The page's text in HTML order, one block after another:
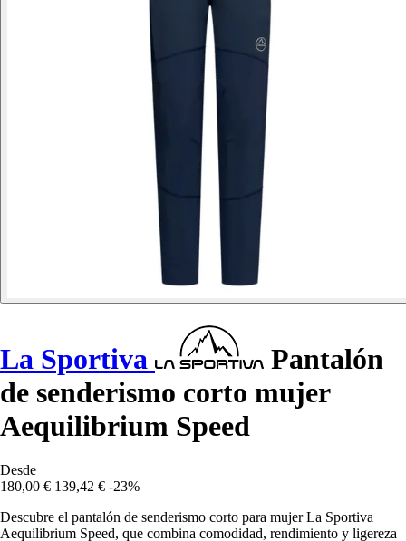
La Sportiva
Pantalón
de senderismo corto mujer
Aequilibrium Speed
Desde
180,00 € 139,42 € -23%
Descubre el pantalón de senderismo corto para mujer La Sportiva
Aequilibrium Speed, que combina comodidad, rendimiento y ligereza